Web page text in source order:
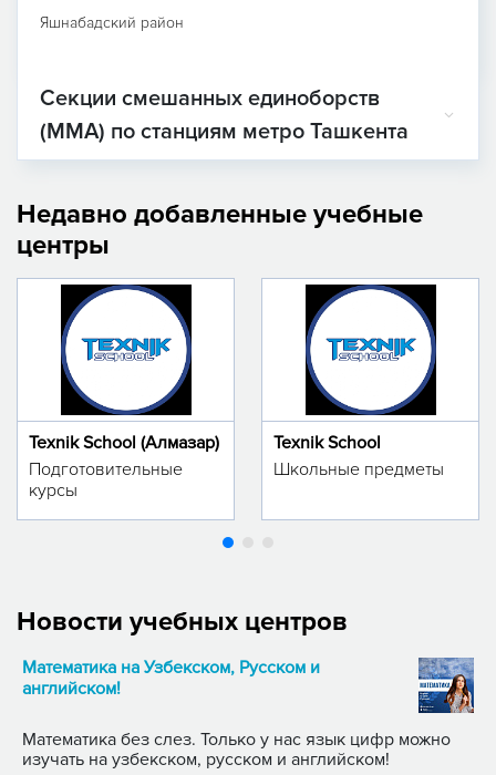
Яшнабадский район
Секции смешанных единоборств
(MMA) по станциям метро Ташкента
Недавно добавленные учебные
центры
Texnik School (Алмазар)
Подготовительные
курсы
Texnik School
Школьные предметы
Новости учебных центров
Математика на Узбекском, Русском и
английском!
Математика без слез. Только у нас язык цифр можно
изучать на узбекском, русском и английском!